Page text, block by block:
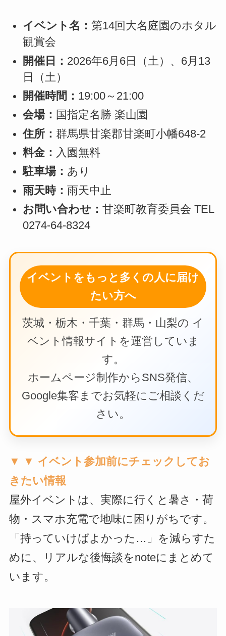
イベント名： 第14回大名庭園のホタル
観賞会
開催日： 2026年6月6日（土）、6月13
日（土）
開催時間： 19:00～21:00
会場： 国指定名勝 楽山園
住所： 群馬県甘楽郡甘楽町小幡648-2
料金： 入園無料
駐車場： あり
雨天時： 雨天中止
お問い合わせ： 甘楽町教育委員会 TEL
0274-64-8324
イベントをもっと多くの人に届け
たい方へ
茨城・栃木・千葉・群馬・山梨の イ
ベント情報サイトを運営していま
す。
ホームページ制作からSNS発信、
Google集客までお気軽にご相談くだ
さい。
▼ ▼ イベント参加前にチェックしてお
きたい情報
屋外イベントは、実際に行くと暑さ・荷
物・スマホ充電で地味に困りがちです。
「持っていけばよかった…」を減らすた
めに、リアルな後悔談をnoteにまとめて
います。